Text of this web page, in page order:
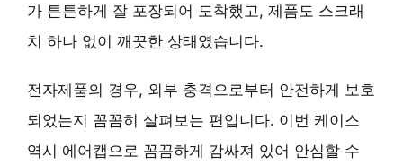
가 튼튼하게 잘 포장되어 도착했고, 제품도 스크래
치 하나 없이 깨끗한 상태였습니다.
전자제품의 경우, 외부 충격으로부터 안전하게 보호
되었는지 꼼꼼히 살펴보는 편입니다. 이번 케이스
역시 에어캡으로 꼼꼼하게 감싸져 있어 안심할 수